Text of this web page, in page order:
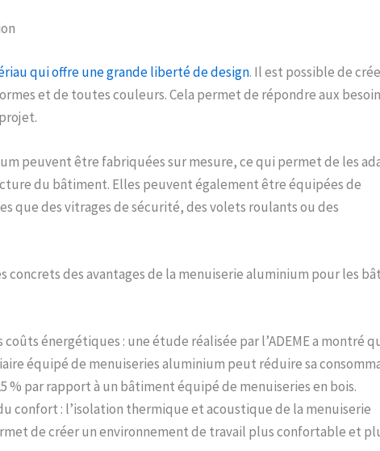
qui offre une grande liberté de design. Il est possible de
et de toutes couleurs. Cela permet de répondre aux
peuvent être fabriquées sur mesure, ce qui permet de les
du bâtiment. Elles peuvent également être équipées de
que des vitrages de sécurité, des volets roulants ou des
concrets des avantages de la menuiserie aluminium pour les
énergétiques : une étude réalisée par l’ADEME a montré
équipé de menuiseries aluminium peut réduire sa
% par rapport à un bâtiment équipé de menuiseries en bois.
confort : l’isolation thermique et acoustique de la menuiserie
de créer un environnement de travail plus confortable et